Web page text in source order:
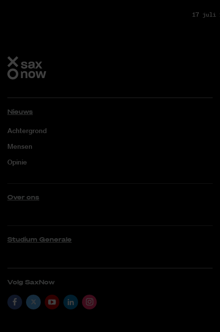
17 juli
Nieuws
Achtergrond
Mensen
Opinie
Over ons
Studium Generale
Volg SaxNow